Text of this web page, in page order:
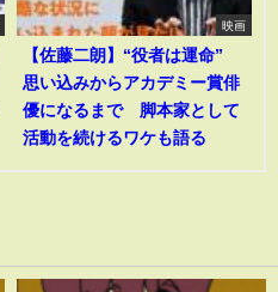
映画
【佐藤二朗】“役者は運命”
思い込みからアカデミー賞俳
優になるまで 脚本家として
活動を続けるワケも語る